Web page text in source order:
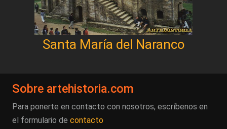
Santa María del Naranco
Sobre artehistoria.com
Para ponerte en contacto con nosotros, escríbenos en
el formulario de contacto